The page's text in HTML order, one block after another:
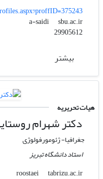
a-saidi
sbu.ac.ir
29905612
بیشتر
هیات تحریریه
دکتر شهرام
جغرافیا- ژئومورفولوژی
استاد دانشگاه تبریز
roostaei
tabrizu.ac.ir